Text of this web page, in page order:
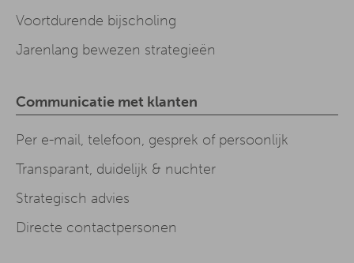
Voortdurende bijscholing
Jarenlang bewezen strategieën
Communicatie met klanten
Per e-mail, telefoon, gesprek of persoonlijk
Transparant, duidelijk & nuchter
Strategisch advies
Directe contactpersonen